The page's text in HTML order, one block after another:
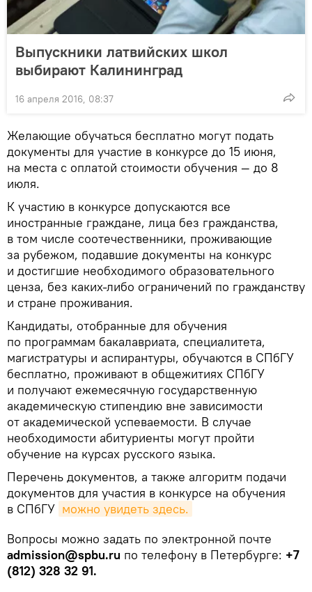
Выпускники латвийских школ
выбирают Калининград
16 апреля 2016, 08:37
Желающие обучаться бесплатно могут подать
документы для участие в конкурсе до 15 июня,
на места с оплатой стоимости обучения — до 8
июля.
К участию в конкурсе допускаются все
иностранные граждане, лица без гражданства,
в том числе соотечественники, проживающие
за рубежом, подавшие документы на конкурс
и достигшие необходимого образовательного
ценза, без каких-либо ограничений по гражданству
и стране проживания.
Кандидаты, отобранные для обучения
по программам бакалавриата, специалитета,
магистратуры и аспирантуры, обучаются в СПбГУ
бесплатно, проживают в общежитиях СПбГУ
и получают ежемесячную государственную
академическую стипендию вне зависимости
от академической успеваемости. В случае
необходимости абитуриенты могут пройти
обучение на курсах русского языка.
Перечень документов, а также алгоритм подачи
документов для участия в конкурсе на обучения
в СПбГУ можно увидеть здесь.
Вопросы можно задать по электронной почте
admission@spbu.ru по телефону в Петербурге: +7
(812) 328 32 91.